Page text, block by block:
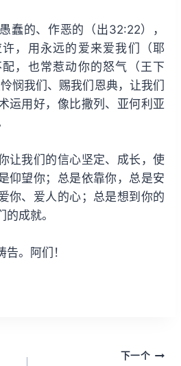
蠢的、作恶的（出32:22），
，用永远的爱来爱我们（耶
，也常惹动你的怒气（王下
悯我们、赐我们恩典，让我们
运用好，像比撒列、亚何利亚
让我们的信心坚定、成长，使
仰望你；总是依靠你，总是安
你、爱人的心；总是想到你的
成就。
。阿们！
下一个